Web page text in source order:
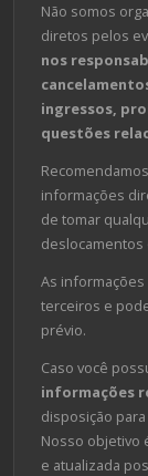
Não somos
diretos pelos
nos
ingressos,
questões
informações
de tomar
deslocamentos
As
terceiros e
prévio.
Caso você
informações
disposição
Nosso objetivo
e atualizada